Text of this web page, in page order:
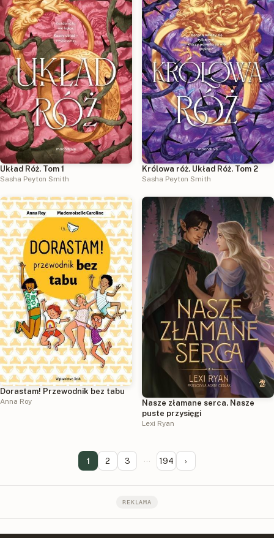
Układ Róż. Tom 1
Sasha Peyton Smith
Królowa róż. Układ Róż. Tom 2
Sasha Peyton Smith
Dorastam! Przewodnik bez tabu
Anna Roy
Nasze złamane serca. Nasze
puste przysięgi
Lexi Ryan
1 2 3 ··· 194 ›
REKLAMA